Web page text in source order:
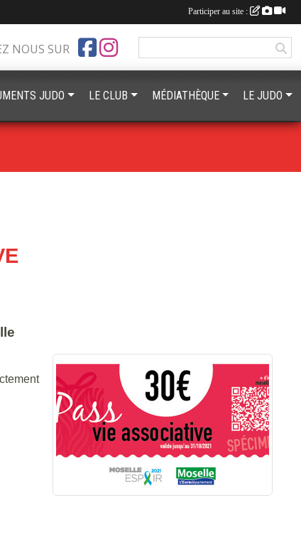
NOUS SUR
JUDO LE CLUB MÉDIATHÈQUE LE JUDO
Participer au site :